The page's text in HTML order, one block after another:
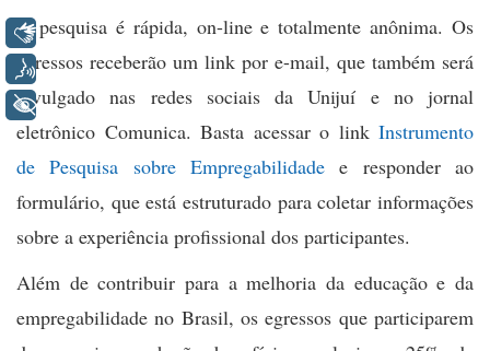
A pesquisa é rápida, on-line e totalmente anônima. Os
egressos receberão um link por e-mail, que também será
divulgado nas redes sociais da Unijuí e no jornal
eletrônico Comunica. Basta acessar o link Instrumento
de Pesquisa sobre Empregabilidade e responder ao
formulário, que está estruturado para coletar informações
sobre a experiência profissional dos participantes.
Além de contribuir para a melhoria da educação e da
empregabilidade no Brasil, os egressos que participarem
Libras
Voz
+ Acessibilidade